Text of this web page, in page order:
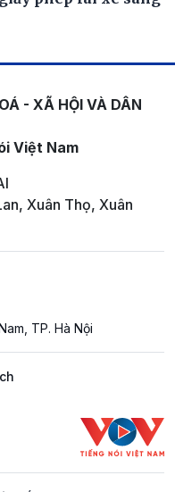
- XÃ HỘI VÀ DÂN
Việt Nam
Xuân Thọ, Xuân
TP. Hà Nội